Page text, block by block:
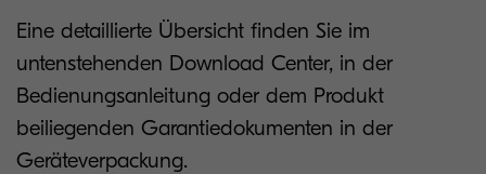
Eine detaillierte Übersicht finden Sie im
untenstehenden Download Center, in der
Bedienungsanleitung oder dem Produkt
beiliegenden Garantiedokumenten in der
Geräteverpackung.